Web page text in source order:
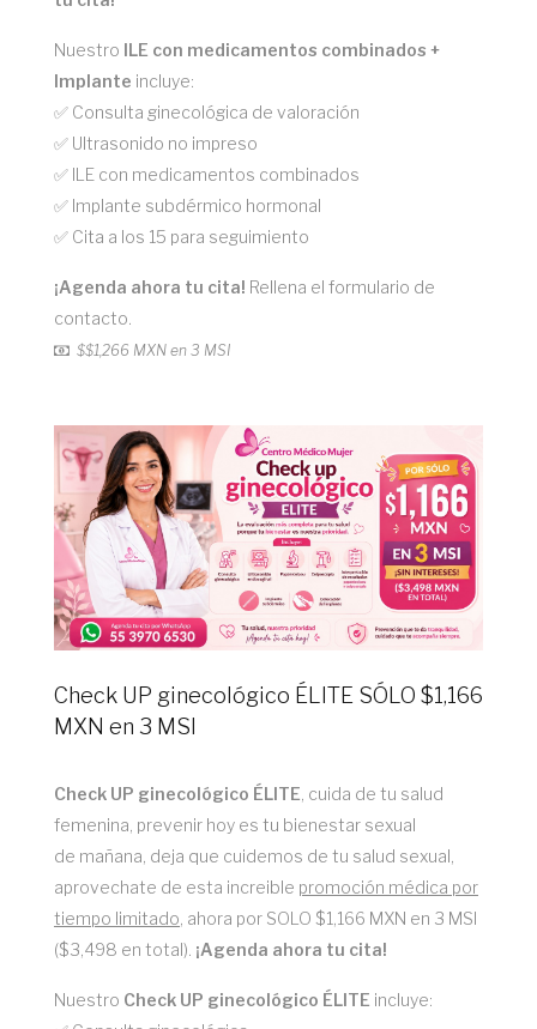
Nuestro ILE con medicamentos combinados +
Implante incluye:
✅ Consulta ginecológica de valoración
✅ Ultrasonido no impreso
✅ ILE con medicamentos combinados
✅ Implante subdérmico hormonal
✅ Cita a los 15 para seguimiento
¡Agenda ahora tu cita! Rellena el formulario de
contacto.
$$1,266 MXN en 3 MSI
Check UP ginecológico ÉLITE SÓLO $1,166
MXN en 3 MSI
Check UP ginecológico ÉLITE , cuida de tu salud
femenina, prevenir hoy es tu bienestar sexual
de mañana, deja que cuidemos de tu salud sexual,
aprovechate de esta increible promoción médica por
tiempo limitado , ahora por SOLO $1,166 MXN en 3 MSI
($3,498 en total). ¡Agenda ahora tu cita!
Nuestro Check UP ginecológico ÉLITE incluye: